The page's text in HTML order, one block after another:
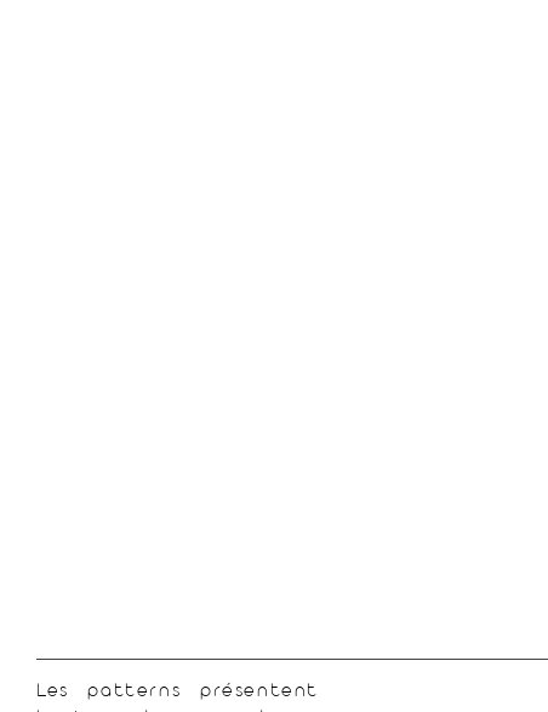
Les patterns présentent